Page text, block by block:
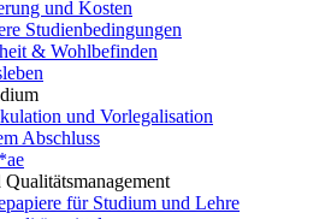
und Kosten
Studienbedingungen
& Wohlbefinden
und Vorlegalisation
Abschluss
Qualitätsmanagement
für Studium und Lehre